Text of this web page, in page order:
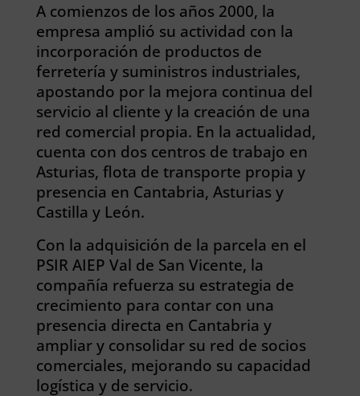
A comienzos de los años 2000, la
empresa amplió su actividad con la
incorporación de productos de
ferretería y suministros industriales,
apostando por la mejora continua del
servicio al cliente y la creación de una
red comercial propia. En la actualidad,
cuenta con dos centros de trabajo en
Asturias, flota de transporte propia y
presencia en Cantabria, Asturias y
Castilla y León.
Con la adquisición de la parcela en el
PSIR AIEP Val de San Vicente, la
compañía refuerza su estrategia de
crecimiento para contar con una
presencia directa en Cantabria y
ampliar y consolidar su red de socios
comerciales, mejorando su capacidad
logística y de servicio.